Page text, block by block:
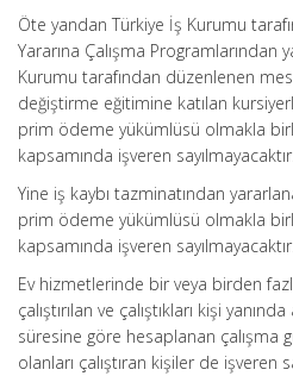
Öte yandan Türkiye İş Kurumu
Yararına Çalışma Programlarından
Kurumu tarafından düzenlenen
değiştirme eğitimine katılan
prim ödeme yükümlüsü olmakla
kapsamında işveren
Yine iş kaybı tazminatından
prim ödeme yükümlüsü olmakla
kapsamında işveren
Ev hizmetlerinde bir veya birden
çalıştırılan ve çalıştıkları kişi
süresine göre hesaplanan çalışma
olanları çalıştıran kişiler de işveren